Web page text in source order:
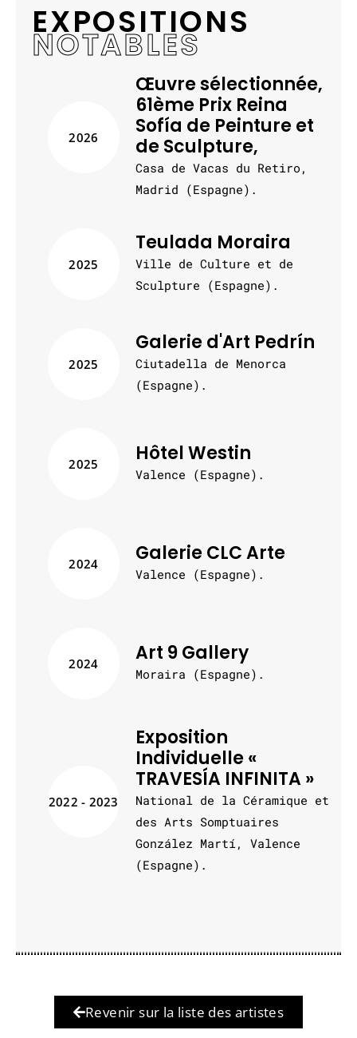
2026
Œuvre sélectionnée,
61ème Prix Reina
Sofía de Peinture et
de Sculpture,
Casa de Vacas du Retiro,
Madrid (Espagne).
2025
Teulada Moraira
Ville de Culture et de
Sculpture (Espagne).
2025
Galerie d'Art Pedrín
Ciutadella de Menorca
(Espagne).
2025 Hôtel Westin
Valence (Espagne).
2024 Galerie CLC Arte
Valence (Espagne).
2024 Art 9 Gallery
Moraira (Espagne).
2022 - 2023
Exposition
Individuelle «
TRAVESÍA INFINITA »
National de la Céramique et
des Arts Somptuaires
González Martí, Valence
(Espagne).
EXPOSITIONS
NOTABLES
Revenir sur la liste des artistes